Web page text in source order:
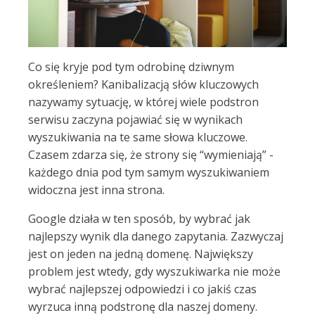
Co się kryje pod tym odrobinę dziwnym
określeniem? Kanibalizacją słów kluczowych
nazywamy sytuację, w której wiele podstron
serwisu zaczyna pojawiać się w wynikach
wyszukiwania na te same słowa kluczowe.
Czasem zdarza się, że strony się “wymieniają” -
każdego dnia pod tym samym wyszukiwaniem
widoczna jest inna strona.
Google działa w ten sposób, by wybrać jak
najlepszy wynik dla danego zapytania. Zazwyczaj
jest on jeden na jedną domenę. Największy
problem jest wtedy, gdy wyszukiwarka nie może
wybrać najlepszej odpowiedzi i co jakiś czas
wyrzuca inną podstronę dla naszej domeny.